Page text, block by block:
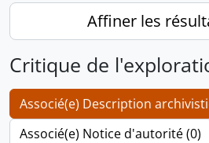
Affiner les
Critique de
Associé(e) Description
Associé(e) Notice d'autorité (0)